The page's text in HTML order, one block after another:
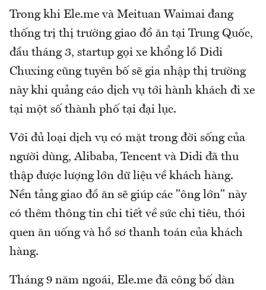
Trong khi Ele.me và Meituan Waimai đang
thống trị thị trường giao đồ ăn tại Trung Quốc,
đầu tháng 3, startup gọi xe khổng lồ Didi
Chuxing cũng tuyên bố sẽ gia nhập thị trường
này khi quảng cáo dịch vụ tới hành khách đi xe
tại một số thành phố tại đại lục.
Với đủ loại dịch vụ có mặt trong đời sống của
người dùng, Alibaba, Tencent và Didi đã thu
thập được lượng lớn dữ liệu về khách hàng.
Nền tảng giao đồ ăn sẽ giúp các "ông lớn" này
có thêm thông tin chi tiết về sức chi tiêu, thói
quen ăn uống và hồ sơ thanh toán của khách
hàng.
Tháng 9 năm ngoái, Ele.me đã công bố dàn